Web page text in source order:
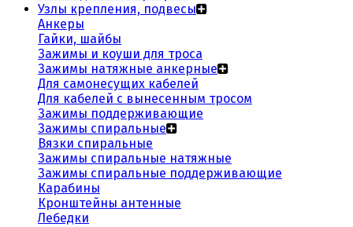
Узлы крепления, подвесы
Анкеры
Гайки, шайбы
Зажимы и коуши для троса
Зажимы натяжные анкерные
Для самонесущих кабелей
Для кабелей с вынесенным тросом
Зажимы поддерживающие
Зажимы спиральные
Вязки спиральные
Зажимы спиральные натяжные
Зажимы спиральные поддерживающие
Карабины
Кронштейны антенные
Лебедки